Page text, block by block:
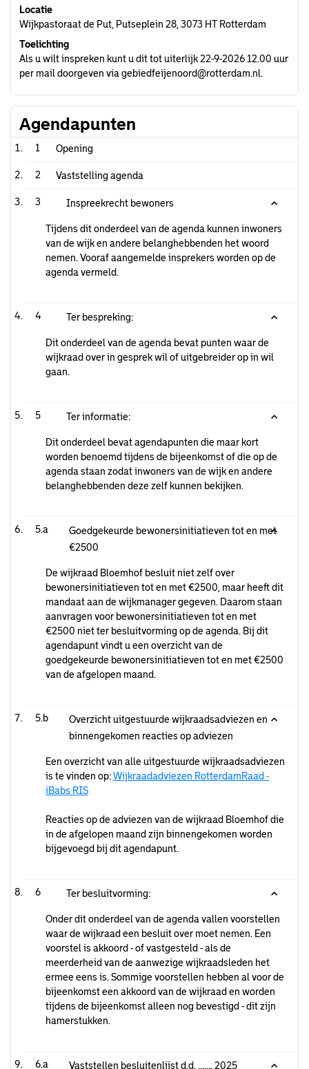
Locatie
Wijkpastoraat de Put, Putseplein 28, 3073 HT Rotterdam
Toelichting
Als u wilt inspreken kunt u dit tot uiterlijk 22-9-2026 12.00 uur
per mail doorgeven via gebiedfeijenoord@rotterdam.nl.
Agendapunten
1 Opening
2 Vaststelling agenda
3 Inspreekrecht bewoners
Tijdens dit onderdeel van de agenda kunnen inwoners
van de wijk en andere belanghebbenden het woord
nemen. Vooraf aangemelde insprekers worden op de
agenda vermeld.
4 Ter bespreking:
Dit onderdeel van de agenda bevat punten waar de
wijkraad over in gesprek wil of uitgebreider op in wil
gaan.
5 Ter informatie:
Dit onderdeel bevat agendapunten die maar kort
worden benoemd tijdens de bijeenkomst of die op de
agenda staan zodat inwoners van de wijk en andere
belanghebbenden deze zelf kunnen bekijken.
5.a
Goedgekeurde bewonersinitiatieven tot en met
€2500
De wijkraad Bloemhof besluit niet zelf over
bewonersinitiatieven tot en met €2500, maar heeft dit
mandaat aan de wijkmanager gegeven. Daarom staan
aanvragen voor bewonersinitiatieven tot en met
€2500 niet ter besluitvorming op de agenda. Bij dit
agendapunt vindt u een overzicht van de
goedgekeurde bewonersinitiatieven tot en met €2500
van de afgelopen maand.
5.b
Overzicht uitgestuurde wijkraadsadviezen en
binnengekomen reacties op adviezen
Een overzicht van alle uitgestuurde wijkraadsadviezen
is te vinden op:Wijkraadadviezen RotterdamRaad -
iBabs RIS
Reacties op de adviezen van de wijkraad Bloemhof die
in de afgelopen maand zijn binnengekomen worden
bijgevoegd bij dit agendapunt.
6 Ter besluitvorming:
Onder dit onderdeel van de agenda vallen voorstellen
waar de wijkraad een besluit over moet nemen. Een
voorstel is akkoord - of vastgesteld - als de
meerderheid van de aanwezige wijkraadsleden het
ermee eens is. Sommige voorstellen hebben al voor de
bijeenkomst een akkoord van de wijkraad en worden
tijdens de bijeenkomst alleen nog bevestigd - dit zijn
hamerstukken.
6.a Vaststellen besluitenlijst d.d. ……. 2025